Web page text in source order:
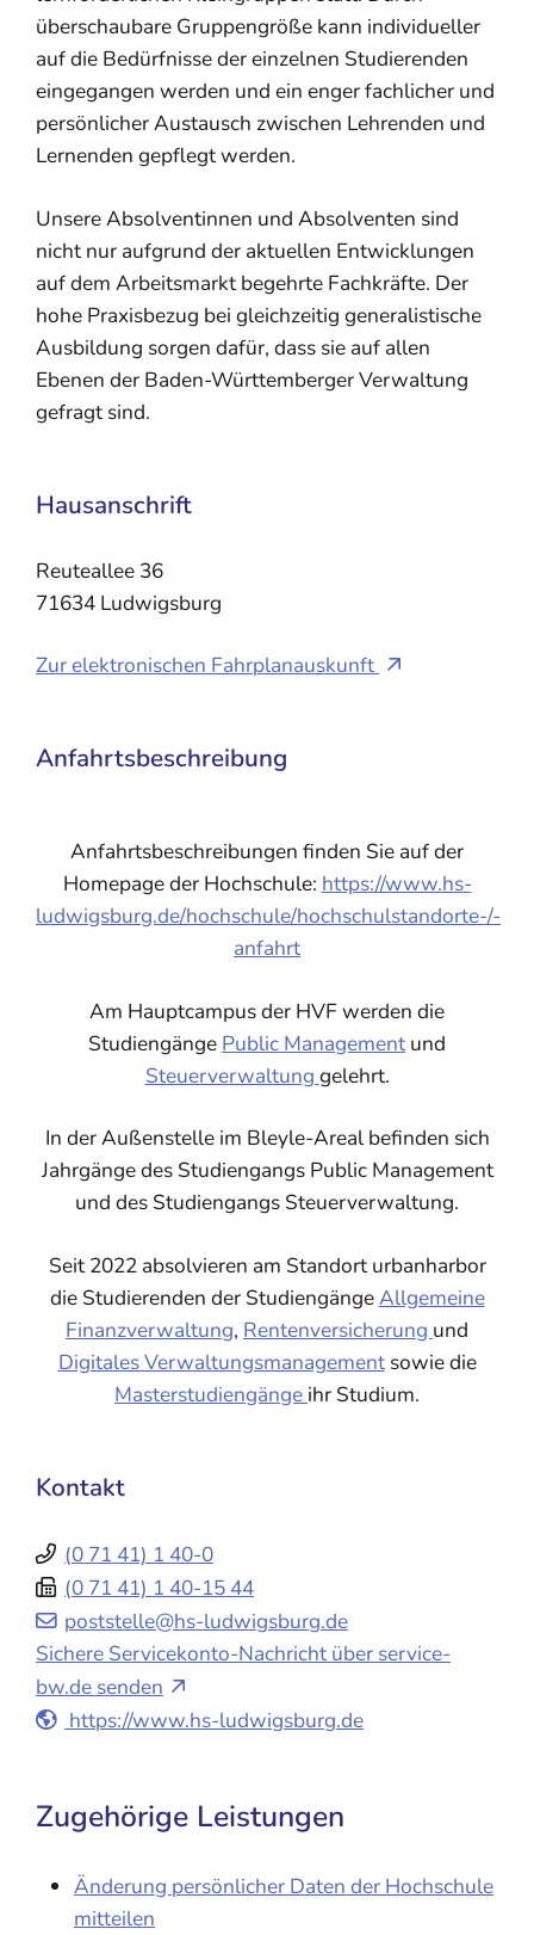
überschaubare Gruppengröße kann individueller
auf die Bedürfnisse der einzelnen Studierenden
eingegangen werden und ein enger fachlicher und
persönlicher Austausch zwischen Lehrenden und
Lernenden gepflegt werden.
Unsere Absolventinnen und Absolventen sind
nicht nur aufgrund der aktuellen Entwicklungen
auf dem Arbeitsmarkt begehrte Fachkräfte. Der
hohe Praxisbezug bei gleichzeitig generalistische
Ausbildung sorgen dafür, dass sie auf allen
Ebenen der Baden-Württemberger Verwaltung
gefragt sind.
Hausanschrift
Reuteallee 36
71634 Ludwigsburg
Zur elektronischen Fahrplanauskunft
Anfahrtsbeschreibung
Anfahrtsbeschreibungen finden Sie auf der
Homepage der Hochschule: https://www.hs-
ludwigsburg.de/hochschule/hochschulstandorte-/-
anfahrt
Am Hauptcampus der HVF werden die
Studiengänge Public Management und
Steuerverwaltung gelehrt.
In der Außenstelle im Bleyle-Areal befinden sich
Jahrgänge des Studiengangs Public Management
und des Studiengangs Steuerverwaltung.
Seit 2022 absolvieren am Standort urbanharbor
die Studierenden der StudiengängeAllgemeine
Finanzverwaltung, Rentenversicherung und
Digitales Verwaltungsmanagementsowie die
Masterstudiengänge ihr Studium.
Kontakt
(0 71 41) 1 40-0
(0 71 41) 1 40-15 44
poststelle@hs-ludwigsburg.de
Sichere Servicekonto-Nachricht über service-
bw.de senden
https://www.hs-ludwigsburg.de
Zugehörige Leistungen
Änderung persönlicher Daten der Hochschule
mitteilen